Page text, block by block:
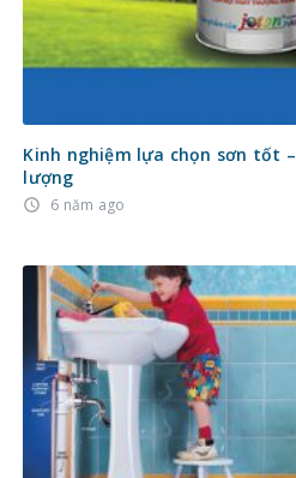
Kinh nghiệm lựa chọn sơn tốt
lượng
access_time 6 năm ago